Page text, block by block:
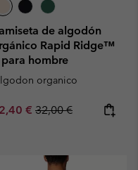
de algodón
Rapid Ridge™
hombre
organico
price:
€ Regular price:
32,00 €